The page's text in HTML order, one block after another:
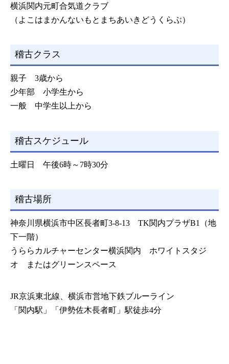
横浜関内元町合気道クラブ
（よこはまかんないもとまちあいきどうくらぶ）
稽古クラス
親子 3歳から
少年部 小学生から
一般 中学生以上から
稽古スケジュール
土曜日 午後6時～7時30分
稽古場所
神奈川県横浜市中区長者町3-8-13 TK関内プラザB1（地
下一階）
うららカルチャーセンター横浜関内 ホワイトスタジ
オ またはグリーンスペース
JR京浜東北線、横浜市営地下鉄ブルーライン
「関内駅」「伊勢佐木長者町」駅徒歩4分